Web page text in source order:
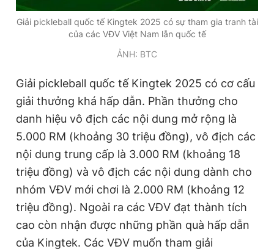
Giải pickleball quốc tế Kingtek 2025 có sự tham gia tranh tài
của các VĐV Việt Nam lẫn quốc tế
ẢNH: BTC
Giải pickleball quốc tế Kingtek 2025 có cơ cấu
giải thưởng khá hấp dẫn. Phần thưởng cho
danh hiệu vô địch các nội dung mở rộng là
5.000 RM (khoảng 30 triệu đồng), vô địch các
nội dung trung cấp là 3.000 RM (khoảng 18
triệu đồng) và vô địch các nội dung dành cho
nhóm VĐV mới chơi là 2.000 RM (khoảng 12
triệu đồng). Ngoài ra các VĐV đạt thành tích
cao còn nhận được những phần quà hấp dẫn
của Kingtek. Các VĐV muốn tham giải